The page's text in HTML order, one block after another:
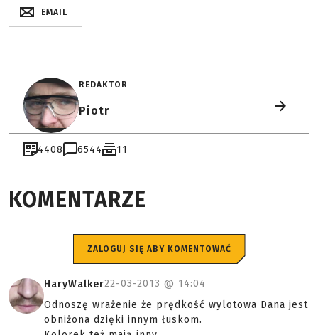
EMAIL
REDAKTOR
Piotr
4408 6544 11
KOMENTARZE
ZALOGUJ SIĘ ABY KOMENTOWAĆ
HaryWalker22-03-2013 @ 14:04
Odnoszę wrażenie że prędkość wylotowa Dana jest
obniżona dzięki innym łuskom.